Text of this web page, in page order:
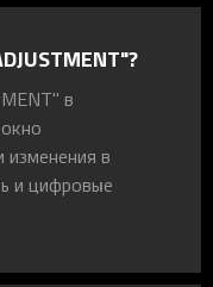
в
изменения в
и цифровые